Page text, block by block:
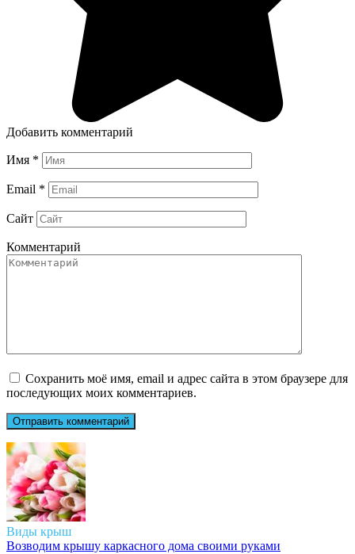
Добавить комментарий
Имя *
Email *
Сайт
Комментарий
Сохранить моё имя, email и адрес сайта в этом браузере для
последующих моих комментариев.
Виды крыш
Возводим крышу каркасного дома своими руками